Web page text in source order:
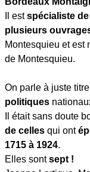
Il estspécialiste
plusieurs
Montesquieu et est
de Montesquieu.
On parle à juste
politiques
Il était sans doute
de celles qui ont
1715 à 1924.
Elles sontsept !